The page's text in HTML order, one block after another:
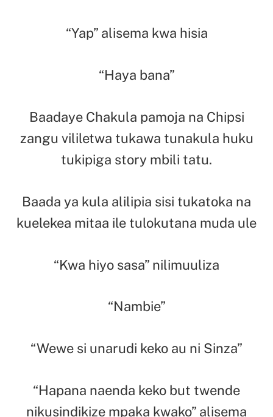
“Yap” alisema kwa hisia
“Haya bana”
Baadaye Chakula pamoja na Chipsi
zangu vililetwa tukawa tunakula huku
tukipiga story mbili tatu.
Baada ya kula alilipia sisi tukatoka na
kuelekea mitaa ile tulokutana muda ule
“Kwa hiyo sasa” nilimuuliza
“Nambie”
“Wewe si unarudi keko au ni Sinza”
“Hapana naenda keko but twende
nikusindikize mpaka kwako” alisema